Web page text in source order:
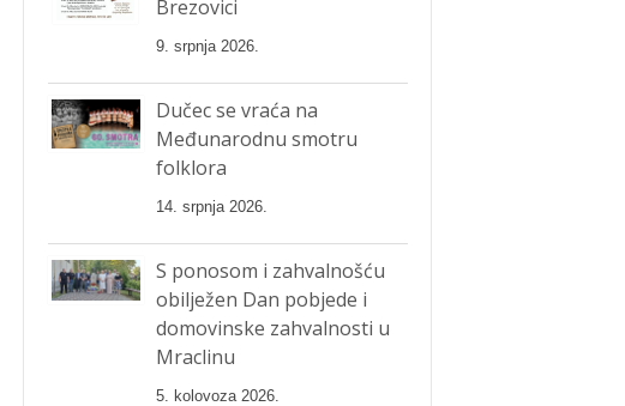
Brezovici
9. srpnja 2026.
Dučec se vraća na
Međunarodnu smotru
folklora
14. srpnja 2026.
S ponosom i zahvalnošću
obilježen Dan pobjede i
domovinske zahvalnosti u
Mraclinu
5. kolovoza 2026.